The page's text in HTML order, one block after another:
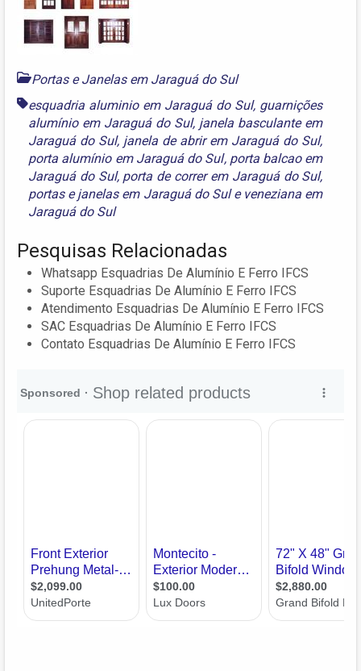
Portas e Janelas em Jaraguá do Sul
esquadria aluminio em Jaraguá do Sul, guarnições
alumínio em Jaraguá do Sul, janela basculante em
Jaraguá do Sul, janela de abrir em Jaraguá do Sul,
porta alumínio em Jaraguá do Sul, porta balcao em
Jaraguá do Sul, porta de correr em Jaraguá do Sul,
portas e janelas em Jaraguá do Sule veneziana em
Jaraguá do Sul
Pesquisas Relacionadas
Whatsapp Esquadrias De Alumínio E Ferro IFCS
Suporte Esquadrias De Alumínio E Ferro IFCS
Atendimento Esquadrias De Alumínio E Ferro IFCS
SAC Esquadrias De Alumínio E Ferro IFCS
Contato Esquadrias De Alumínio E Ferro IFCS